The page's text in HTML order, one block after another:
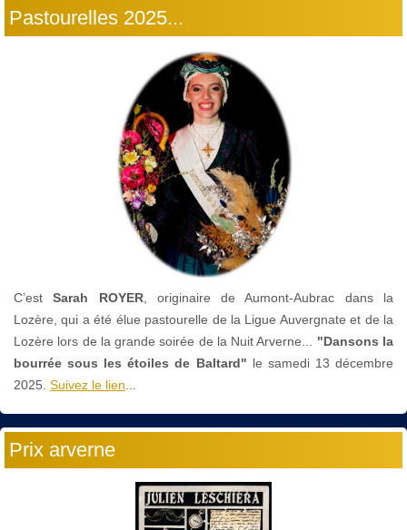
Pastourelles 2025...
C’estSarah ROYER, originaire de Aumont-Aubrac dans la
Lozère, qui a été élue pastourelle de la Ligue Auvergnate et de la
Lozère lors de la grande soirée de la Nuit Arverne... "Dansons la
bourrée sous les étoiles de Baltard" le samedi 13 décembre
2025. Suivez le lien...
Prix arverne